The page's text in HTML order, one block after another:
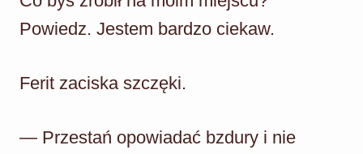
Powiedz. Jestem bardzo ciekaw.
Ferit zaciska szczęki.
— Przestań opowiadać bzdury i nie